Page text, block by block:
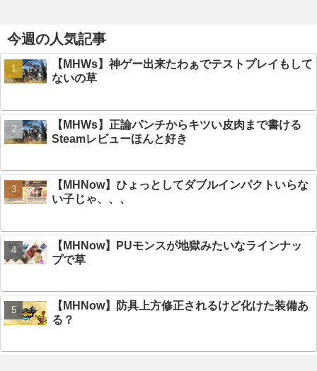
今週の人気記事
【MHWs】神ゲー出来たわぁでテストプレイもして
ないの草
【MHWs】正論パンチからキツい皮肉まで書ける
Steamレビューほんと好き
【MHNow】ひょっとしてダブルインパクトいらな
い子じゃ、、、
【MHNow】PUモンスが地獄みたいなラインナッ
プで草
【MHNow】防具上方修正されるけど化けた装備あ
る？